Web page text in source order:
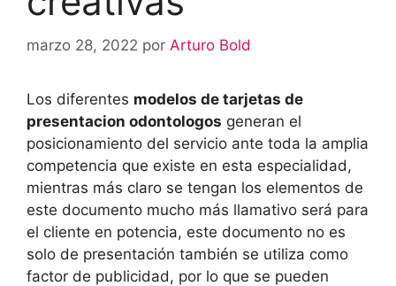
marzo 28, 2022 por Arturo Bold
Los diferentes modelos de tarjetas de
presentacion odontologos generan el
posicionamiento del servicio ante toda la amplia
competencia que existe en esta especialidad,
mientras más claro se tengan los elementos de
este documento mucho más llamativo será para
el cliente en potencia, este documento no es
solo de presentación también se utiliza como
factor de publicidad, por lo que se pueden